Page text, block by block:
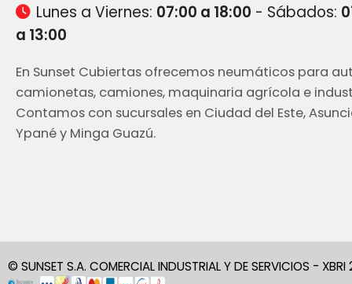
Lunes a Viernes: 07:00 a 18:00 - Sábados:
a 13:00
En Sunset Cubiertas ofrecemos neumáticos para
camionetas, camiones, maquinaria agrícola e
Contamos con sucursales en Ciudad del Este,
Ypané y Minga Guazú.
© SUNSET S.A. COMERCIAL INDUSTRIAL Y DE SERVICIOS -